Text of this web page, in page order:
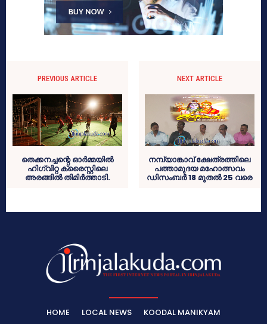
PREVIOUS ARTICLE
തെക്കനച്ചന്റെ ഓര്‍മ്മയില്‍
ഹിഗ്വിറ്റ ക്രൈസ്റ്റിലെ
അരങ്ങില്‍ തിമിര്‍ത്താടി.
NEXT ARTICLE
നമ്പ്യാങ്കാവ് ക്ഷേത്രത്തിലെ
പത്താമുദയ മഹോത്സവം
ഡിസംബര്‍ 18 മുതല്‍ 25 വരെ
HOME LOCAL NEWS KOODAL MANIKYAM